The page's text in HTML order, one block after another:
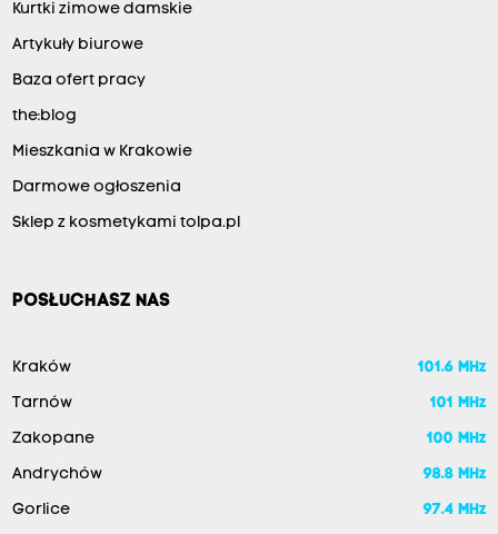
Kurtki zimowe damskie
Artykuły biurowe
Baza ofert pracy
the:blog
Mieszkania w Krakowie
Darmowe ogłoszenia
Sklep z kosmetykami tolpa.pl
POSŁUCHASZ NAS
Kraków 101.6 MHz
Tarnów 101 MHz
Zakopane 100 MHz
Andrychów 98.8 MHz
Gorlice 97.4 MHz